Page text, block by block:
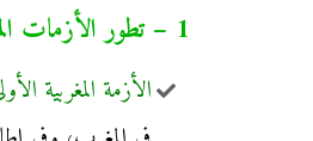
1 – تطور الأزمات المغربية ما بين 1905م و1911م:
الأزمة المغربية الأولى